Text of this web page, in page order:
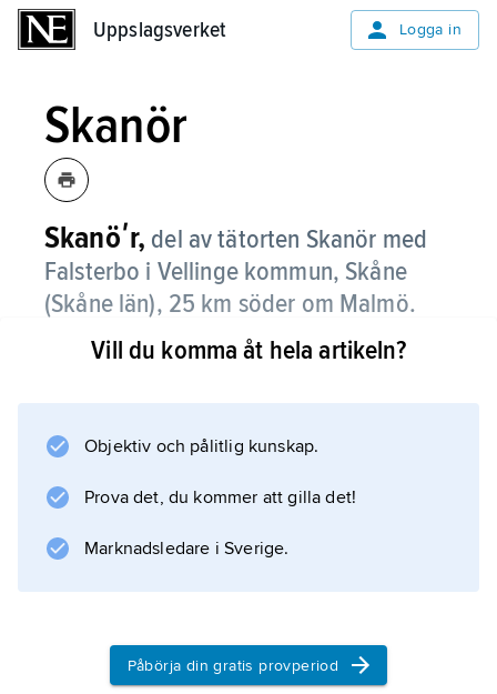
Uppslagsverket Logga in
Skanör
Skanöʹr, del av tätorten Skanör med
Falsterbo i Vellinge kommun, Skåne
(Skåne län), 25 km söder om Malmö.
Skanör, som ligger på ett näs på Skånes
långa välbesökta sandstränder och
förekommer.
Bebyggelse
Historia
Vill du komma åt hela artikeln?
Objektiv och pålitlig kunskap.
Prova det, du kommer att gilla det!
Marknadsledare i Sverige.
Påbörja din gratis provperiod